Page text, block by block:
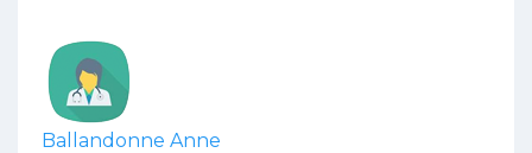
Ballandonne Anne